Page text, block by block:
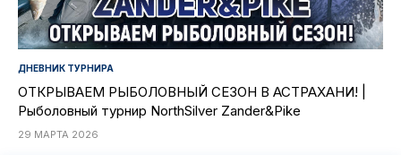
ДНЕВНИК ТУРНИРА
ОТКРЫВАЕМ РЫБОЛОВНЫЙ СЕЗОН В АСТРАХАНИ! |
Рыболовный турнир NorthSilver Zander&Pike
29 МАРТА 2026